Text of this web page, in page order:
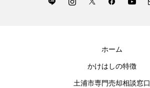
ホーム
かけはしの特徴
土浦市専門売却相談窓口